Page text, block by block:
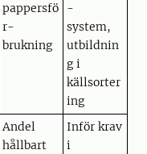
pappersfö
r-
brukning
-
system,
utbildnin
g i
källsorter
ing
Andel
hållbart
Inför krav
i